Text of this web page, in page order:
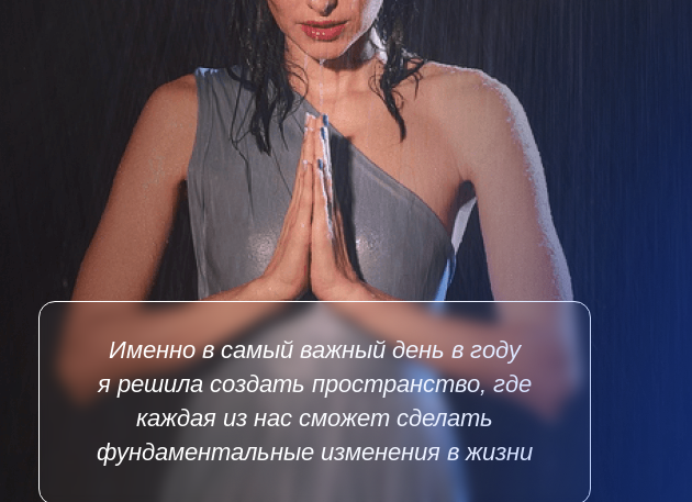
Именно в самый важный день в году
я решила создать пространство, где
каждая из нас сможет сделать
фундаментальные изменения в жизни